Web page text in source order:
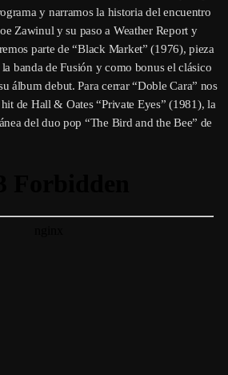
y narramos la historia del encuentro
Zawinul y su paso a Weather Report y
parte de “Black Market” (1976), pieza
banda de Fusión y como bonus el clásico
álbum debut. Para cerrar “Doble Cara” nos
de Hall & Oates “Private Eyes” (1981), la
del duo pop “The Bird and the Bee” de